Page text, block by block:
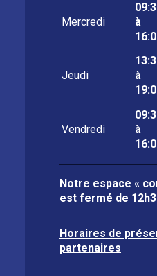
Mercredi
à
Jeudi
à
Vendredi
à
Notre espace «
est fermé de
Horaires de
partenaires